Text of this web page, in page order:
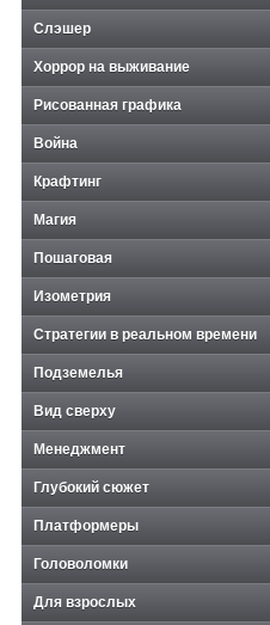
Слэшер
Хоррор на выживание
Рисованная графика
Война
Крафтинг
Магия
Пошаговая
Изометрия
Стратегии в реальном времени
Подземелья
Вид сверху
Менеджмент
Глубокий сюжет
Платформеры
Головоломки
Для взрослых